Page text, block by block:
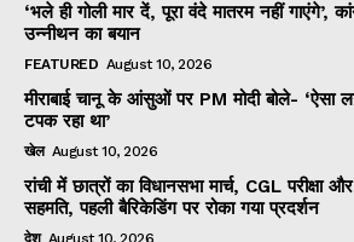
‘भले ही गोली मार दें, पूरा वंदे मातरम नहीं गाएंगे’,
उन्नीथन का बयान
FEATURED August 10, 2026
मीराबाई चानू के आंसुओं पर PM मोदी बोले- ‘ऐसा
टपक रहा था’
खेल August 10, 2026
रांची में छात्रों का विधानसभा मार्च, CGL परीक्षा
सहमति, पहली बैरिकेडिंग पर रोका गया प्रदर्शन
देश August 10, 2026